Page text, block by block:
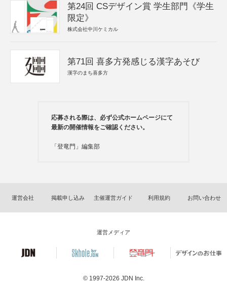
第24回 CSデザイン賞 学生部門《学生
限定》
株式会社中川ケミカル
第71回 喜多方発感じる漢字あそび
漢字のまち喜多方
応募される際は、必ず公式ホームページにて
最新の開催情報をご確認ください。
「登竜門」編集部
運営会社 掲載申し込み 主催運営ガイド 利用規約 お問い合わせ
運営メディア
© 1997-2026 JDN Inc.